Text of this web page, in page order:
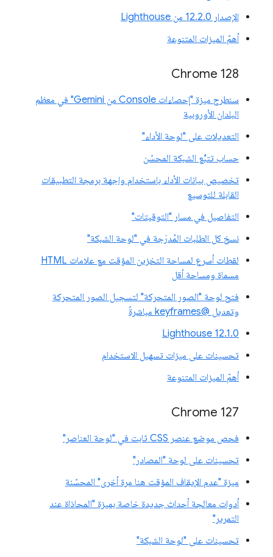
الإصدار 12.2.0 من Lighthouse
أهمّ الميزات المتنوعة
‫Chrome 128
سنطرح ميزة "إحصاءات Console من Gemini" في معظم
البلدان الأوروبية
التعديلات على "لوحة الأداء"
حساب تتبُّع الشبكة المحسّن
تخصيص بيانات الأداء باستخدام واجهة برمجة التطبيقات
القابلة للتوسيع
التفاصيل في مسار "التوقيتات"
نسخ كل الطلبات المُدرَجة في "لوحة الشبكة"
لقطات أسرع لمساحة التخزين المؤقت مع علامات HTML
مسماة ومساحة أقل
فتح لوحة "الصور المتحركة" لتسجيل الصور المتحركة
وتعديل @keyframes مباشرةً
‫Lighthouse 12.1.0
تحسينات على ميزات تسهيل الاستخدام
أهمّ الميزات المتنوعة
‫Chrome 127
فحص موضع عنصر CSS ثابت في "لوحة العناصر"
تحسينات على لوحة "المصادر"
ميزة "عدم الإيقاف المؤقت هنا مرة أخرى" المحسّنة
أدوات معالجة أحداث جديدة خاصة بميزة "المحاذاة عند
التمرير"
تحسينات على "لوحة الشبكة"